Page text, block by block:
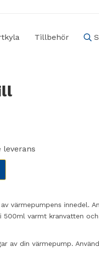
Tillbehör
leverans
värmepumpens innedel.
varmt kranvatten
av din värmepump.